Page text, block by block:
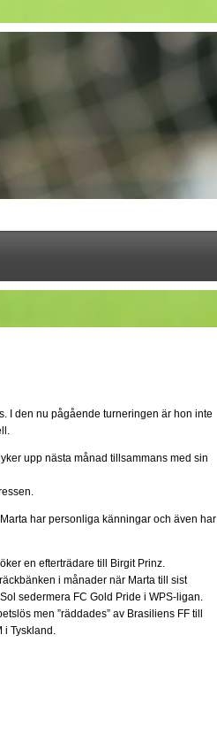
I den nu pågående turneringen är hon inte
upp nästa månad tillsammans med sin
har personliga känningar och även har
en efterträdare till Birgit Prinz.
i månader när Marta till sist
sedermera FC Gold Pride i WPS-ligan.
men ”räddades” av Brasiliens FF till
i Tyskland.